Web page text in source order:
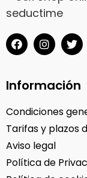
Información
Condiciones
Tarifas y plazos
Aviso legal
Política de